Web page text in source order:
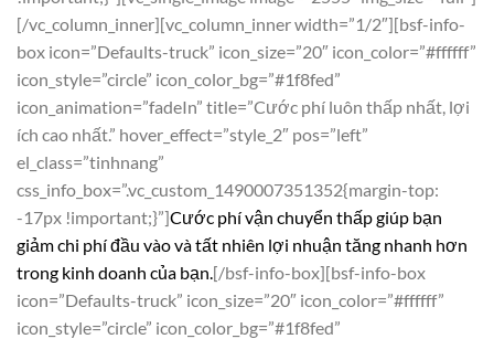
[/vc_column_inner][vc_column_inner width=”1/2″][bsf-info-
box icon=”Defaults-truck” icon_size=”20″ icon_color=”#ffffff”
icon_style=”circle” icon_color_bg=”#1f8fed”
icon_animation=”fadeIn” title=”Cước phí luôn thấp nhất, lợi
ích cao nhất.” hover_effect=”style_2″ pos=”left”
el_class=”tinhnang”
css_info_box=”.vc_custom_1490007351352{margin-top:
-17px !important;}”]Cước phí vận chuyển thấp giúp bạn
giảm chi phí đầu vào và tất nhiên lợi nhuận tăng nhanh hơn
trong kinh doanh của bạn. [/bsf-info-box][bsf-info-box
icon=”Defaults-truck” icon_size=”20″ icon_color=”#ffffff”
icon_style=”circle” icon_color_bg=”#1f8fed”